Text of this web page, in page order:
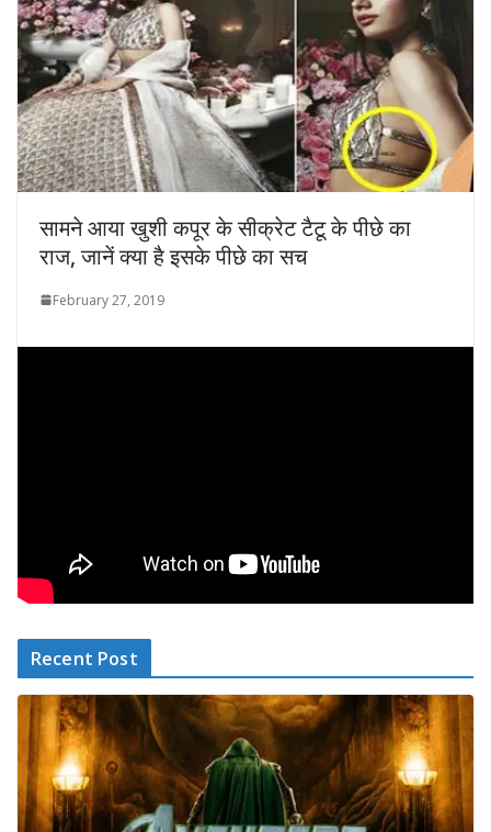
सामने आया खुशी कपूर के सीक्रेट टैटू के पीछे का
राज, जानें क्या है इसके पीछे का सच
February 27, 2019
Recent Post